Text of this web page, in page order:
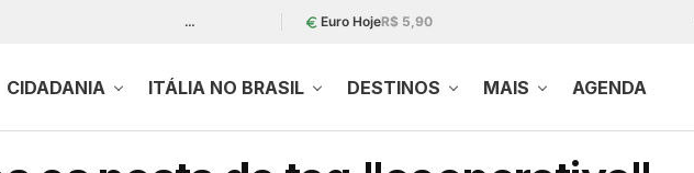
… Euro HojeR$ 5,90
CIDADANIA ITÁLIA NO BRASIL DESTINOS MAIS AGENDA